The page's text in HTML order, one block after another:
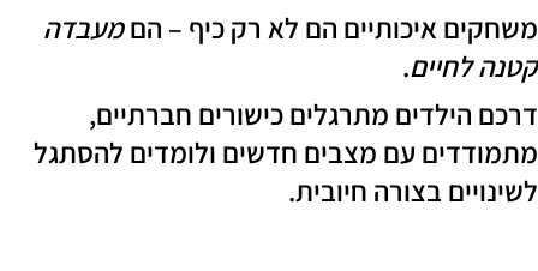
משחקים איכותיים הם לא רק כיף – הםמעבדה
קטנה לחיים.
דרכם הילדים מתרגלים כישורים חברתיים,
מתמודדים עם מצבים חדשים ולומדים להסתגל
לשינויים בצורה חיובית.